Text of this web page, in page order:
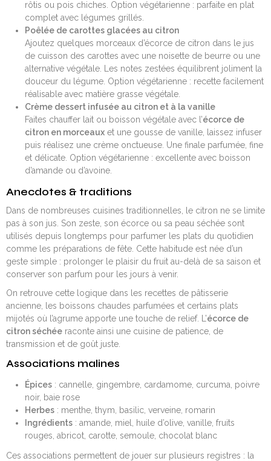
rôtis ou pois chiches. Option végétarienne : parfaite en plat
complet avec légumes grillés.
Poêlée de carottes glacées au citron
Ajoutez quelques morceaux d’écorce de citron dans le jus
de cuisson des carottes avec une noisette de beurre ou une
alternative végétale. Les notes zestées équilibrent joliment la
douceur du légume. Option végétarienne : recette facilement
réalisable avec matière grasse végétale.
Crème dessert infusée au citron et à la vanille
Faites chauffer lait ou boisson végétale avec l’écorce de
citron en morceauxet une gousse de vanille, laissez infuser
puis réalisez une crème onctueuse. Une finale parfumée, fine
et délicate. Option végétarienne : excellente avec boisson
d’amande ou d’avoine.
Anecdotes & traditions
Dans de nombreuses cuisines traditionnelles, le citron ne se limite
pas à son jus. Son zeste, son écorce ou sa peau séchée sont
utilisés depuis longtemps pour parfumer les plats du quotidien
comme les préparations de fête. Cette habitude est née d’un
geste simple : prolonger le plaisir du fruit au-delà de sa saison et
conserver son parfum pour les jours à venir.
On retrouve cette logique dans les recettes de pâtisserie
ancienne, les boissons chaudes parfumées et certains plats
mijotés où l’agrume apporte une touche de relief. L’écorce de
citron séchée raconte ainsi une cuisine de patience, de
transmission et de goût juste.
Associations malines
Épices: cannelle, gingembre, cardamome, curcuma, poivre
noir, baie rose
Herbes: menthe, thym, basilic, verveine, romarin
Ingrédients: amande, miel, huile d’olive, vanille, fruits
rouges, abricot, carotte, semoule, chocolat blanc
Ces associations permettent de jouer sur plusieurs registres : la